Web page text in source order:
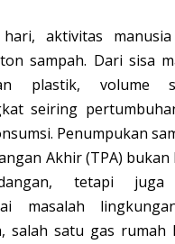
aktivitas
sampah. Dari sisa
plastik, volume
seiring
Penumpukan
Akhir (TPA)
tetapi juga
masalah
salah satu gas rumah